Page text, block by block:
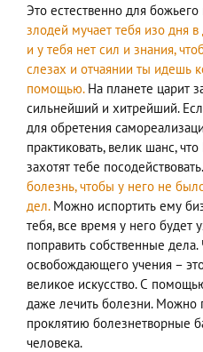
Это естественно для
злодей мучает тебя изо дня
и у тебя нет сил и знания,
слезах и отчаянии ты идешь
помощью.На планете царит
сильнейший и хитрейший.
для обретения
практиковать, велик шанс,
захотят тебе посодействовать.
болезнь, чтобы у него не
дел. Можно испортить ему
тебя, все время у него будет
поправить собственные
освобождающего учения –
великое искусство. С
даже лечить болезни.
проклятию болезнетворные
человека.